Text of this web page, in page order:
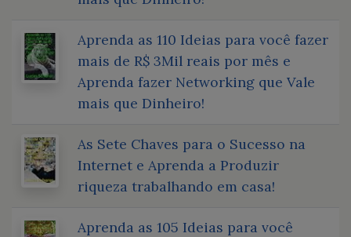
Aprenda as 110 Ideias para você fazer
mais de R$ 3Mil reais por mês e
Aprenda fazer Networking que Vale
mais que Dinheiro!
As Sete Chaves para o Sucesso na
Internet e Aprenda a Produzir
riqueza trabalhando em casa!
Aprenda as 105 Ideias para você